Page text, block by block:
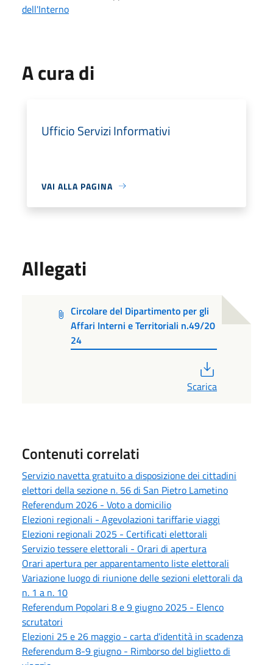
dell'Interno
A cura di
Ufficio Servizi Informativi
VAI ALLA PAGINA
Allegati
Circolare del Dipartimento per gli
Affari Interni e Territoriali n.49/20
24
Scarica
Contenuti correlati
Servizio navetta gratuito a disposizione dei cittadini
elettori della sezione n. 56 di San Pietro Lametino
Referendum 2026 - Voto a domicilio
Elezioni regionali - Agevolazioni tariffarie viaggi
Elezioni regionali 2025 - Certificati elettorali
Servizio tessere elettorali - Orari di apertura
Orari apertura per apparentamento liste elettorali
Variazione luogo di riunione delle sezioni elettorali da
n. 1 a n. 10
Referendum Popolari 8 e 9 giugno 2025 - Elenco
scrutatori
Elezioni 25 e 26 maggio - carta d'identità in scadenza
Referendum 8-9 giugno - Rimborso del biglietto di